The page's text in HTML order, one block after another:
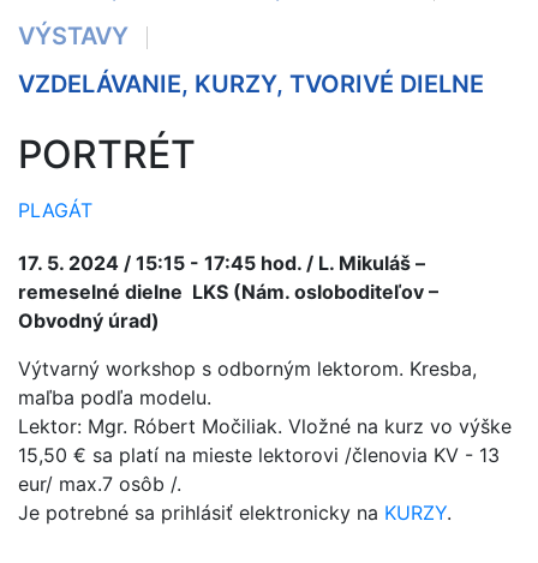
VÝSTAVY
VZDELÁVANIE, KURZY, TVORIVÉ DIELNE
PORTRÉT
PLAGÁT
17. 5. 2024 / 15:15 - 17:45 hod. / L. Mikuláš –
remeselné dielne LKS (Nám. osloboditeľov –
Obvodný úrad)
Výtvarný workshop s odborným lektorom. Kresba,
maľba podľa modelu.
Lektor: Mgr. Róbert Močiliak. Vložné na kurz vo výške
15,50 € sa platí na mieste lektorovi /členovia KV - 13
eur/ max.7 osôb /.
Je potrebné sa prihlásiť elektronicky na KURZY.